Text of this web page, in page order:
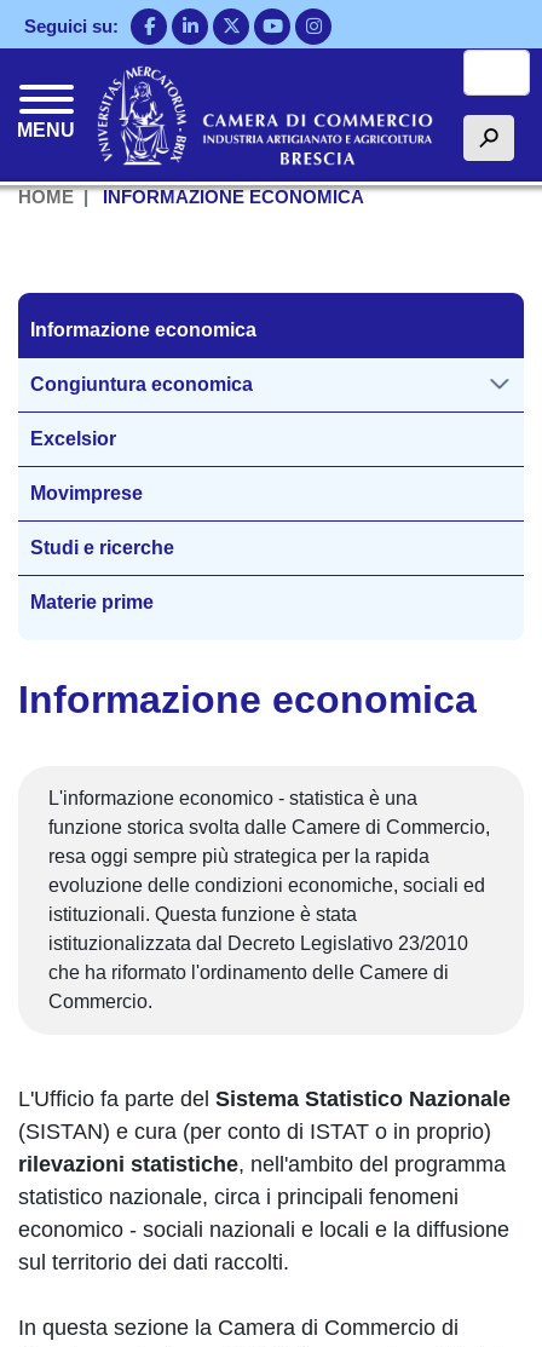
Salta
al
Seguici su:
MENU h
HOME INFORMAZIONE ECONOMICA
Informazione economica
L'informazione economico - statistica è una
funzione storica svolta dalle Camere di Commercio,
resa oggi sempre più strategica per la rapida
evoluzione delle condizioni economiche, sociali ed
istituzionali. Questa funzione è stata
istituzionalizzata dal Decreto Legislativo 23/2010
che ha riformato l'ordinamento delle Camere di
Commercio.
L'Ufficio fa parte del Sistema Statistico Nazionale
(SISTAN) e cura (per conto di ISTAT o in proprio)
rilevazioni statistiche, nell'ambito del programma
statistico nazionale, circa i principali fenomeni
economico - sociali nazionali e locali e la diffusione
sul territorio dei dati raccolti.
In questa sezione la Camera di Commercio di
Informazione economica
Informazione economica
Congiuntura economica
Excelsior
Movimprese
Studi e ricerche
Materie prime